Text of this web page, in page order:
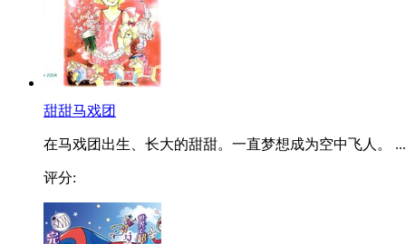
甜甜马戏团
在马戏团出生、长大的甜甜。一直梦想成为空中飞人。 ...
评分: